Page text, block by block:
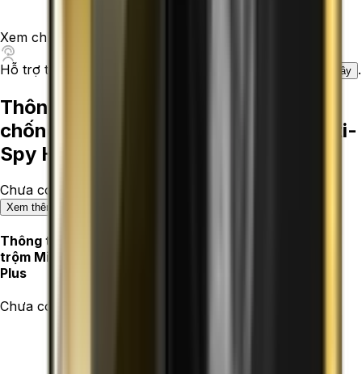
Xem chỉ đường
Hỗ trợ trực tuyến miễn phí
tại đây .
Thông số kỹ thuật Kính cường lực
chống nhìn trộm Mipow Kingbull Anti-
Spy HD Premium iPhone 15 Plus
Chưa có thông số.
Xem thêm
Thông tin sản phẩm của
trộm Mipow Kingbull Anti-Spy HD Premium iPhone 15
Plus
Chưa có thông tin sản phẩm